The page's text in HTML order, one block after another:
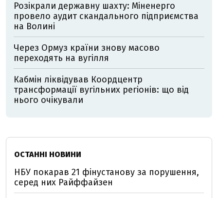
Розікрали державну шахту: Міненерго
провело аудит скандального підприємства
на Волині
Через Ормуз країни знову масово
переходять на вугілля
Кабмін ліквідував Коордцентр
трансформації вугільних регіонів: що від
нього очікували
ОСТАННІ НОВИНИ
НБУ покарав 21 фінустанову за порушення,
серед них Райффайзен